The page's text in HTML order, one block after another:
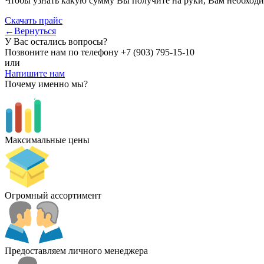
Скачать прайс
←Вернуться
У Вас остались вопросы?
Позвоните нам по телефону +7 (903) 795-15-10
или
Напишите нам
Почему именно мы?
Максимальные цены
Огромный ассортимент
Предоставляем личного менеджера